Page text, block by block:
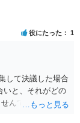
役にたった 1
して決議した場合
いと、それがどの
んでしたが、株